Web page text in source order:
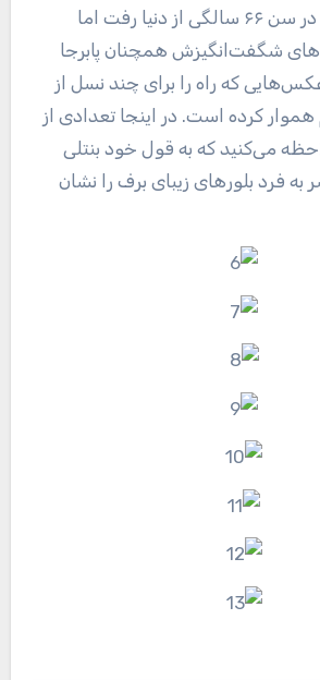
بنتلی در سال ۱۹۳۱ در سن ۶۶ سالگی از دنیا رفت اما
شگفت‌انگیزش همچنان پابرجا
که راه را برای چند نسل از
کرده است. در اینجا تعدادی از
می‌کنید که به قول خود بنتلی
فرد بلورهای زیبای برف را نشان